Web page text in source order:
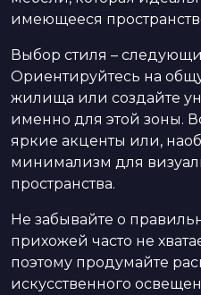
имеющееся
Выбор стиля –
Ориентируйтесь на
жилища или создайте
именно для этой зоны.
яркие акценты или,
минимализм для
пространства.
Не забывайте о
прихожей часто не
поэтому продумайте
искусственного